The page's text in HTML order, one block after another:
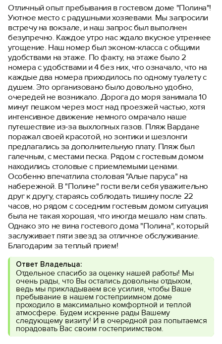
Отличный опыт пребывания в гостевом доме "Полина"!
Уютное место с радушными хозяевами. Мы запросили
встречу на вокзале, и наш запрос был выполнен
безупречно. Каждое утро нас ждало вкусное утреннее
угощение. Наш номер был эконом-класса с общими
удобствами на этаже. По факту, на этаже было 2
номера с удобствами и 4 без них, что означало, что на
каждые два номера приходилось по одному туалету с
душем. Это организовано было довольно удобно,
очередей не возникало. Дорога до моря занимала 10
минут пешком через мост над проезжей частью, хотя
интенсивное движение немного омрачало наше
путешествие из-за выхлопных газов. Пляж Вардане
поражал своей красотой, но зонтики и шезлонги
предлагались за дополнительную плату. Пляж был
галечным, с местами песка. Рядом с гостевым домом
находились столовые с приемлемыми ценами.
Особенно впечатлила столовая "Алые паруса" на
набережной. В "Полине" гости вели себя уважительно
друг к другу, стараясь соблюдать тишину после 22
часов, но рядом с соседним гостевым домом ситуация
была не такая хорошая, что иногда мешало нам спать.
Однако это не вина гостевого дома "Полина", который
заслуживает пяти звезд за отличное обслуживание.
Благодарим за теплый прием!
Ответ Владельца:
Отдельное спасибо за оценку нашей работы! Мы
очень рады, что Вы остались довольны отдыхом,
ведь мы прикладываем все усилия, чтобы Ваше
пребывание в нашем гостеприимном доме
проходило в максимально комфортной и теплой
атмосфере. Будем искренне рады Вашему
следующему визиту! И в очередной раз попытаемся
порадовать Вас своим гостеприимством.